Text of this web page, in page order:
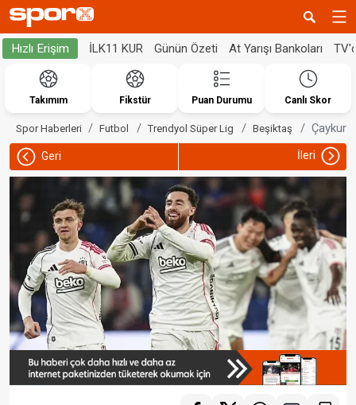
Hızlı Erişim İLK11 KUR Günün Özeti At Yarışı Bankoları
Takımım Fikstür Puan Durumu Canlı Skor
Spor Haberleri Futbol Trendyol Süper Lig Beşiktaş Çaykur
Geri İleri